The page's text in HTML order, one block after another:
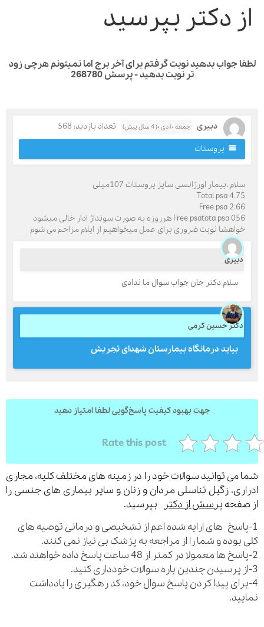
دکتر بپرسید
جواب بدهید نوبت گرفتم برای آخر برج اما نمیتونم هرچی زود
تر نوبت بدهید - پرسش 268780
دبیری جمعه ۱۰ دی ۰( 4 سال پیش)
تعداد بازدید: 568
پروستات
.بیمار اورژانسی سایز پروستات 107میلی
Total psa
Free psa
Free psatota psa 056 هرروزه به صورت سونداژ ادار خالی میشود
نوبت ضروری برای عمل میخواهیم از ایلام مزاحم می شوم
سلام دکتر جان جواب سوال ما ندادی
دکتر حسین کرمی
بیاید درمانگاه بیمارستان شهدای تجریش
جهت بهبود کیفیت پاسخ‌گویی لطفا امتیاز دهید
Rate this post
توانید سوالات خود را در زمینه های مختلف کلیه، مجاری
زگیل تناسلی مردان و زنان و سایر بیماری های جنسی را
پرسش از دکتربپرسید.
های ارایه شده اعم از تشخیصی و درمانی توصیه های
و شما را از مراجعه به پزشک بی نیاز نمی کنند.
پیدا کردن پاسخ سوال خود، کد رهگیری را یادداشت
ارسال
قدرت گرفته از همیارسیستم